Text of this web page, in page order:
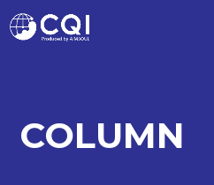
COLUMN